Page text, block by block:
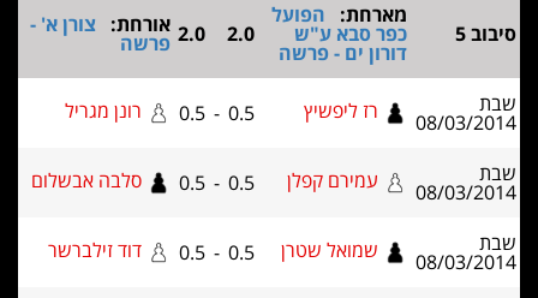
מארחת:הפועל
כפר סבא ע"ש
דורון ים - פרשה
2.0
2.0 אורחת:צורן א' -
פרשה
08/ רז ליפשיץ 0.5
0.5 רונן מגריל
08/ עמירם קפלן 0.5
0.5 סלבה אבשלום
08/ שמואל שטרן 0.5
-
0.5 דוד זילברשר